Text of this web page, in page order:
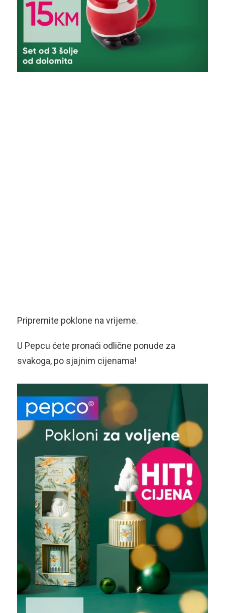
Pripremite poklone na vrijeme.
U Pepcu ćete pronaći odlične ponude za
svakoga, po sjajnim cijenama!